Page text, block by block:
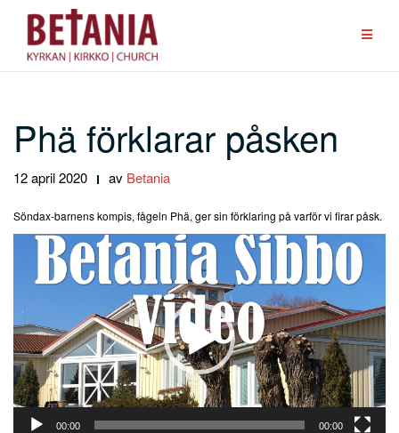
Hoppa
innehåll
Phä förklarar påsken
12 april 2020 av Betania
Söndax-barnens kompis, fågeln Phä, ger sin förklaring på varför vi firar påsk.
Videospelare
00:00 00:00